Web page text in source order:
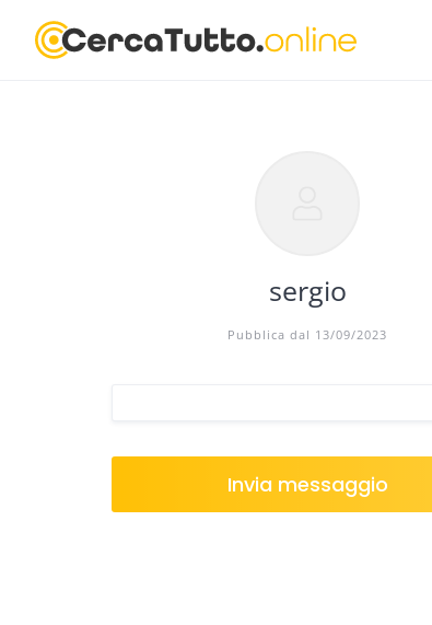
content
sergio
Pubblica dal 13/09/2023
Invia messaggio